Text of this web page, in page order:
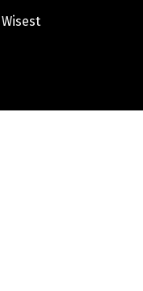
Wisest